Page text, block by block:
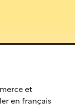
et
en français